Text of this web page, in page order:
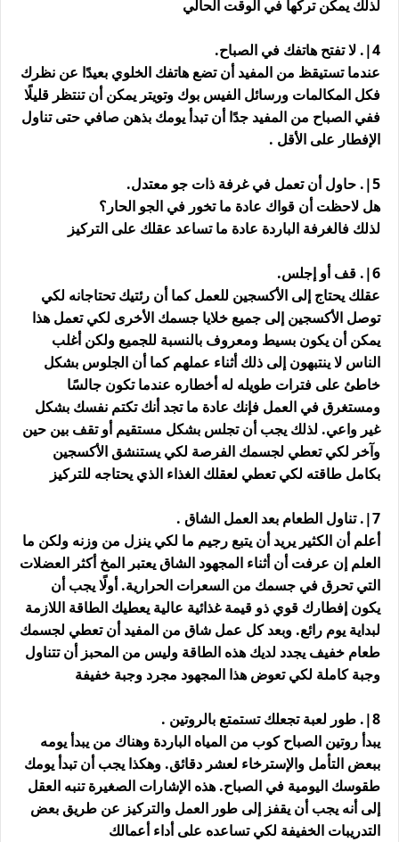
لذلك يمكن تركها في الوقت الحالي
4|. لا تفتح هاتفك في الصباح.
عندما تستيقظ من المفيد أن تضع هاتفك الخلوي بعيدًا عن نظرك
فكل المكالمات ورسائل الفيس بوك وتويتر يمكن أن تنتظر قليلًا
ففي الصباح من المفيد جدًا أن تبدأ يومك بذهن صافي حتى تناول
الإفطار على الأقل .
5|. حاول أن تعمل في غرفة ذات جو معتدل.
هل لاحظت أن قواك عادة ما تخور في الجو الحار؟
لذلك فالغرفة الباردة عادة ما تساعد عقلك على التركيز
6|. قف أو إجلس.
عقلك يحتاج إلى الأكسجين للعمل كما أن رئتيك تحتاجانه لكي
توصل الأكسجين إلى جميع خلايا جسمك الأخرى لكي تعمل هذا
يمكن أن يكون بسيط ومعروف بالنسبة للجميع ولكن أغلب
الناس لا ينتبهون إلى ذلك أثناء عملهم كما أن الجلوس بشكل
خاطئ على فترات طويله له أخطاره عندما تكون جالسًا
ومستغرق في العمل فإنك عادة ما تجد أنك تكتم نفسك بشكل
غير واعي. لذلك يجب أن تجلس بشكل مستقيم أو تقف بين حين
وآخر لكي تعطي لجسمك الفرصة لكي يستنشق الأكسجين
بكامل طاقته لكي تعطي لعقلك الغذاء الذي يحتاجه للتركيز
7|. تناول الطعام بعد العمل الشاق .
أعلم أن الكثير يريد أن يتبع رجيم ما لكي ينزل من وزنه ولكن ما
العلم إن عرفت أن أثناء المجهود الشاق يعتبر المخ أكثر العضلات
التي تحرق في جسمك من السعرات الحرارية. أولًا يجب أن
يكون إفطارك قوي ذو قيمة غذائية عالية يعطيك الطاقة اللازمة
لبداية يوم رائع. وبعد كل عمل شاق من المفيد أن تعطي لجسمك
طعام خفيف يجدد لديك هذه الطاقة وليس من المحبز أن تتناول
وجبة كاملة لكي تعوض هذا المجهود مجرد وجبة خفيفة
8|. طور لعبة تجعلك تستمتع بالروتين .
يبدأ روتين الصباح كوب من المياه الباردة وهناك من يبدأ يومه
ببعض التأمل والإسترخاء لعشر دقائق. وهكذا يجب أن تبدأ يومك
طقوسك اليومية في الصباح. هذه الإشارات الصغيرة تنبه العقل
إلى أنه يجب أن يقفز إلى طور العمل والتركيز عن طريق بعض
التدريبات الخفيفة لكي تساعده على أداء أعمالك